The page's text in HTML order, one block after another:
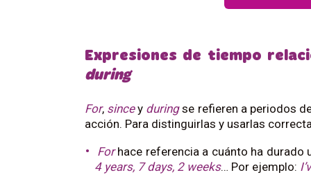
Expresiones de tiempo
during
For, sincey duringse refieren a periodos
acción. Para distinguirlas y usarlas
Forhace referencia a cuánto ha durado
4 years, 7 days, 2 weeks… Por ejemplo: